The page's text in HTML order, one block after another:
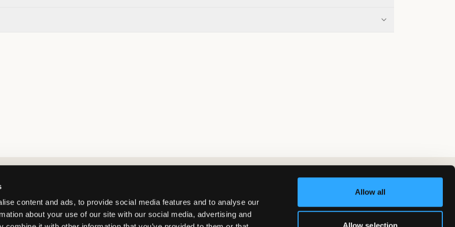
content and ads, to provide social media features and to analyse our
about your use of our site with our social media, advertising and
Allow all
Allow selection